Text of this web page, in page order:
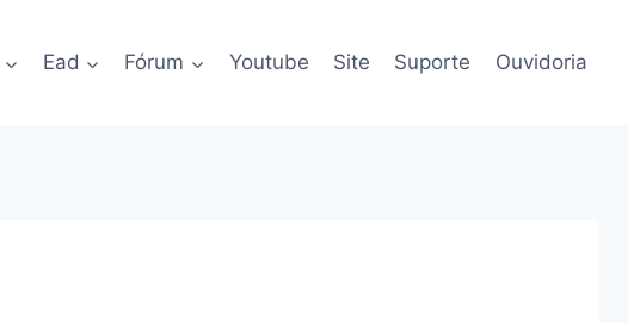
Ead Fórum Youtube Site Suporte Ouvidoria